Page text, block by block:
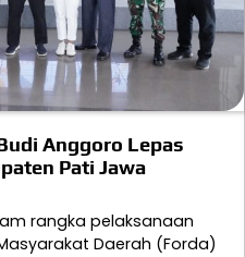
Anggoro Lepas
Pati Jawa
rangka pelaksanaan
Daerah (Forda)